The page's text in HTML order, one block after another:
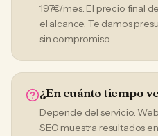
197€/mes. El precio final
el alcance. Te damos
sin compromiso.
¿En cuánto tiempo
Depende del servicio.
SEO muestra resultados